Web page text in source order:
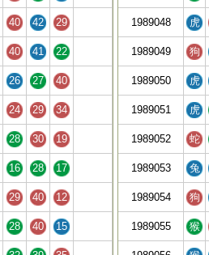
40 42 29
40 41 22
26 27 40
24 29 34
28 30 19
16 28 17
29 40 12
28 40 15
1989048 虎
1989049 狗
1989050 虎
1989051 虎
1989052 蛇
1989053 兔
1989054 狗
1989055 猴